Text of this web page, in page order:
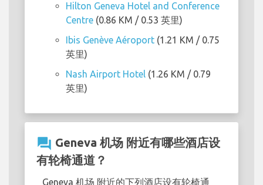
Hilton Geneva Hotel and Conference
Centre (0.86 KM / 0.53 英里)
Ibis Genève Aéroport (1.21 KM / 0.75
英里)
Nash Airport Hotel (1.26 KM / 0.79
英里)
question_answer Geneva 机场 附近有哪些酒店设
有轮椅通道？
Geneva 机场 附近的下列酒店设有轮椅通